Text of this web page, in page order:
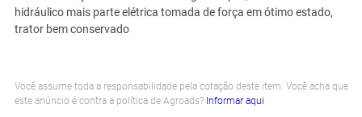
hidráulico mais parte elétrica tomada de força em ótimo estado,
trator bem conservado
Você assume toda a responsabilidade pela cotação deste item. Você acha que
este anúncio é contra a política de Agroads? Informar aqui